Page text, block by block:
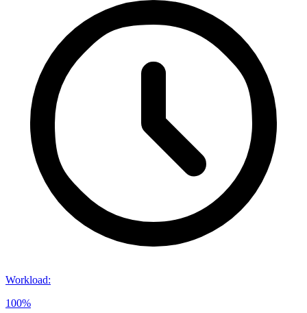
Workload:
100%